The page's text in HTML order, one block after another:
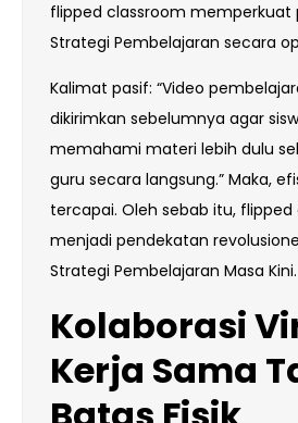
flipped classroom memperkuat
Strategi Pembelajaran secara
Kalimat pasif: “Video
dikirimkan sebelumnya agar
memahami materi lebih dulu
guru secara langsung.” Maka,
tercapai. Oleh sebab itu, flipped
menjadi pendekatan
Strategi Pembelajaran Masa Kini.
Kolaborasi
Kerja Sama